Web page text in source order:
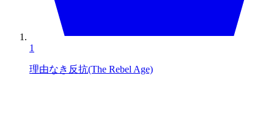
1
理由なき反抗(The Rebel Age)